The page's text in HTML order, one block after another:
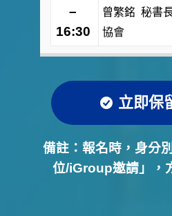
–
16:30
曾繁銘 秘書長
協會
立即保
備註：報名時，身分
位/iGroup邀請」，